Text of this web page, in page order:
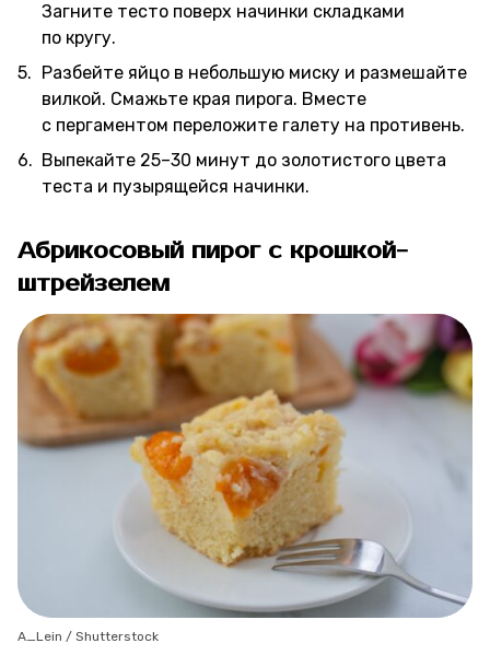
Загните тесто поверх начинки складками
по кругу.
Разбейте яйцо в небольшую миску и размешайте
вилкой. Смажьте края пирога. Вместе
с пергаментом переложите галету на противень.
Выпекайте 25–30 минут до золотистого цвета
теста и пузырящейся начинки.
Абрикосовый пирог с крошкой-
штрейзелем
A_Lein / Shutterstock